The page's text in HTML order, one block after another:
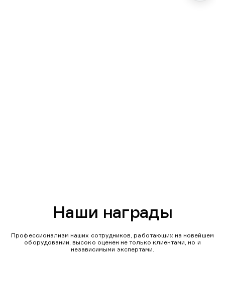
Наши награды
Профессионализм наших сотрудников, работающих на новейшем
оборудовании, высоко оценен не только клиентами, но и
независимыми экспертами.